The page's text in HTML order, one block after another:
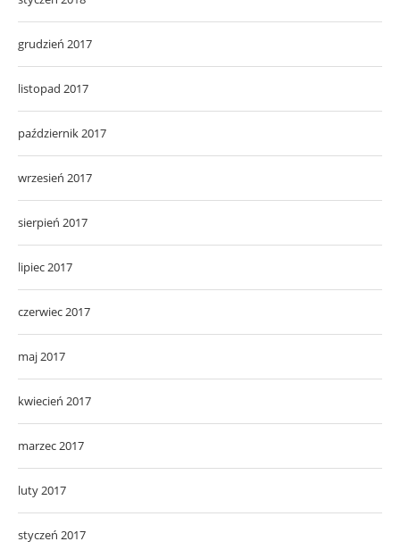
grudzień 2017
listopad 2017
październik 2017
wrzesień 2017
sierpień 2017
lipiec 2017
czerwiec 2017
maj 2017
kwiecień 2017
marzec 2017
luty 2017
styczeń 2017